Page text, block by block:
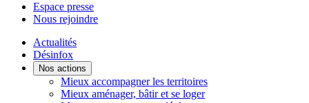
Espace presse
Nous rejoindre
Actualités
Désinfox
Nos actions
Mieux accompagner les territoires
Mieux aménager, bâtir et se loger